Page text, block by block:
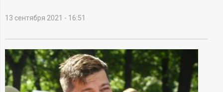
-
и
н
ф
13 сентября 2021 - 16:51